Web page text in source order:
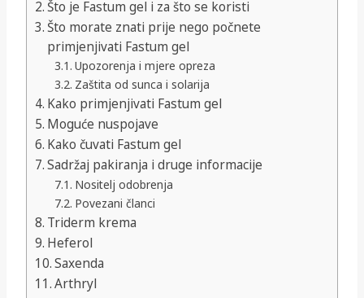
Što je Fastum gel i za što se koristi
Što morate znati prije nego počnete
primjenjivati Fastum gel
Upozorenja i mjere opreza
Zaštita od sunca i solarija
Kako primjenjivati Fastum gel
Moguće nuspojave
Kako čuvati Fastum gel
Sadržaj pakiranja i druge informacije
Nositelj odobrenja
Povezani članci
Triderm krema
Heferol
Saxenda
Arthryl